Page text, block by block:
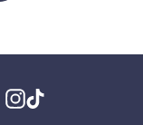
Instagram